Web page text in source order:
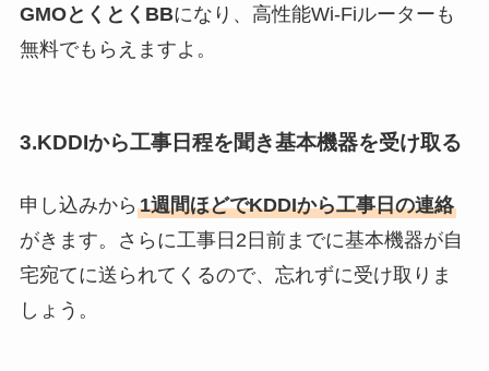
GMOとくとくBBになり、高性能Wi-Fiルーターも
無料でもらえますよ。
3.KDDIから工事日程を聞き基本機器を受け取る
申し込みから 1週間ほどでKDDIから工事日の連絡
がきます。さらに工事日2日前までに基本機器が自
宅宛てに送られてくるので、忘れずに受け取りま
しょう。